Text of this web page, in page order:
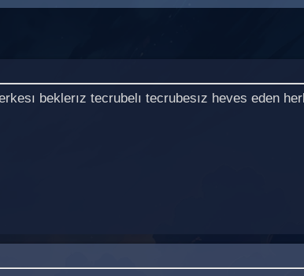
beklerız tecrubelı tecrubesız heves eden